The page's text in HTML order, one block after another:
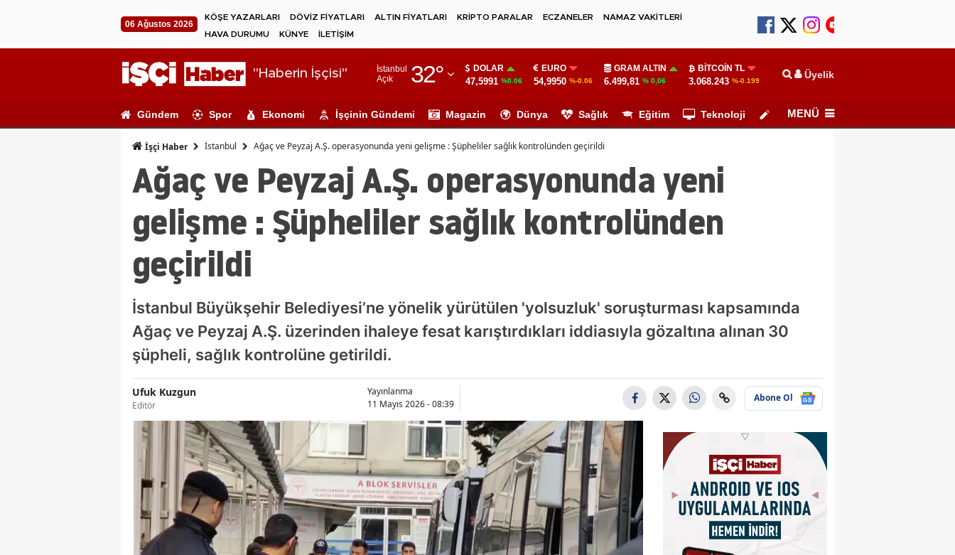
06 Ağustos 2026
KÖŞE YAZARLARI DÖVİZ FİYATLARI ALTIN FİYATLARI KRİPTO PARALAR ECZANELER
NAMAZ VAKİTLERİ
HAVA DURUMU
KÜNYE İLETİŞİM
"Haberin İşçisi"
İstanbul
Açık
32°
Adıyaman
Ağrı
Ankara
Antalya
Balıkesir
Bilecik
Bitlis
Bolu
Burdur
Bursa
Çanakkale
Çankırı
DOLAR
47,5991 %0.06
EURO
54,9950 %-0.06
GRAM ALTIN
6.499,81 % 0,06
BITCOIN TL
3.068.243 %-0.199 Üyelik
Gündem Spor Ekonomi İşçinin Gündemi Magazin Dünya Sağlık Eğitim Teknoloji Köşe Yazarları
MENÜ
İşçi Haber İstanbul Ağaç ve Peyzaj A.Ş. operasyonunda yeni gelişme : Şüpheliler sağlık kontrolünden geçirildi
Ağaç ve Peyzaj A.Ş. operasyonunda yeni
gelişme : Şüpheliler sağlık kontrolünden
geçirildi
İstanbul Büyükşehir Belediyesi’ne yönelik yürütülen 'yolsuzluk' soruşturması kapsamında
Ağaç ve Peyzaj A.Ş. üzerinden ihaleye fesat karıştırdıkları iddiasıyla gözaltına alınan 30
şüpheli, sağlık kontrolüne getirildi.
Ufuk Kuzgun
Editör
Yayınlanma
11 Mayıs 2026 - 08:39
Abone Ol